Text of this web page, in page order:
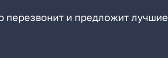
перезвонит и предложит лучшие